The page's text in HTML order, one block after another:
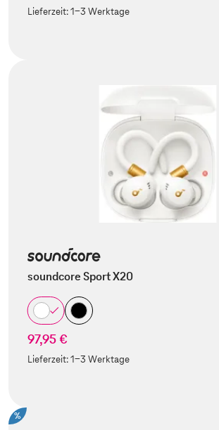
Lieferzeit:1-3 Werktage
soundcore Sport X20
97,95 €
Lieferzeit:1-3 Werktage
%